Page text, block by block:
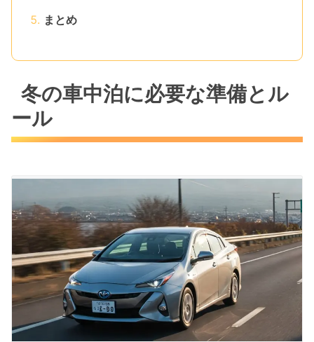
まとめ
冬の車中泊に必要な準備とル
ール